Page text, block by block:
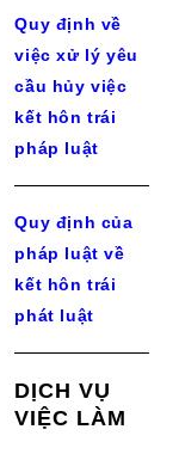
Quy định về
việc xử lý yêu
cầu hủy việc
kết hôn trái
pháp luật
Quy định của
pháp luật về
kết hôn trái
phát luật
DỊCH VỤ
VIỆC LÀM